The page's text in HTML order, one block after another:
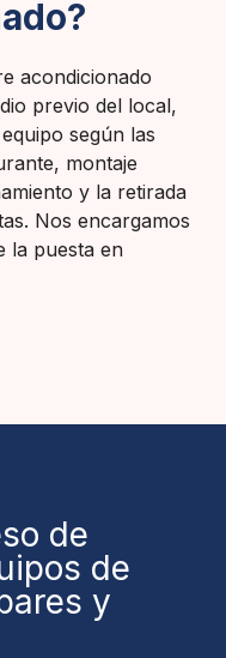
acondicionado
previo del local,
según las
montaje
y la retirada
Nos encargamos
la puesta en
de
de
y